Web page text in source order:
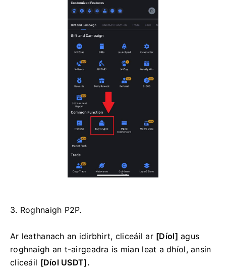
3. Roghnaigh P2P.
Ar leathanach an idirbhirt, cliceáil ar [Díol] agus
roghnaigh an t-airgeadra is mian leat a dhíol, ansin
cliceáil [Díol USDT].